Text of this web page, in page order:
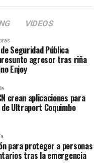
VIDEOS
Seguridad Pública
agresor tras riña
Enjoy
crean aplicaciones para
Ultraport Coquimbo
para proteger a personas
tras la emergencia